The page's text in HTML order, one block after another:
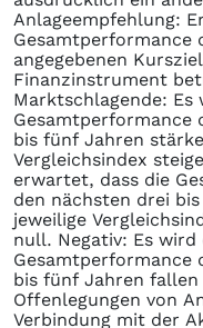
Anlageempfehlung:
Gesamtperformance
angegebenen
Finanzinstrument
Marktschlagende:
Gesamtperformance
bis fünf Jahren
Vergleichsindex
erwartet, dass die
den nächsten drei
jeweilige
null. Negativ: Es
Gesamtperformance
bis fünf Jahren
Offenlegungen von
Verbindung mit der